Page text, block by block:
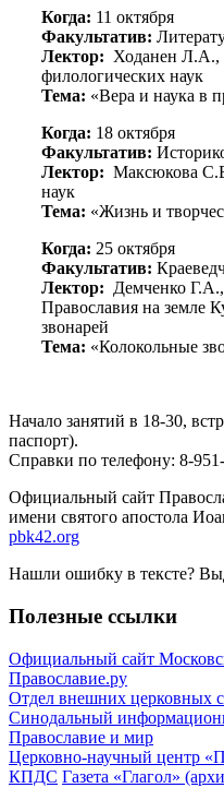
Когда: 11 октября
Факультатив:
Лектор: Ходанен Л.А.,
филологических наук
Тема: «Вера и наука в
Когда: 18 октября
Факультатив:
Лектор: Максюкова
наук
Тема: «Жизнь и
Когда: 25 октября
Факультатив:
Лектор: Демченко
Православия на земле
звонарей
Тема: «Колокольные
Начало занятий в 18-30,
паспорт).
Справки по телефону: 8-
Официальный сайт
имени святого апостола
pbk42.org
Нашли ошибку в тексте?
Полезные ссылки
Официальный сайт
Православие.ру
Отдел внешних церковных
Синодальный
Православие и мир
Церковно-научный центр
КПДС Газета «Глагол»